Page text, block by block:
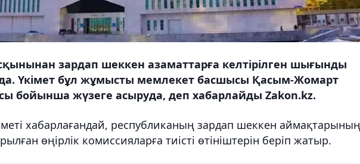
зардап шеккен азаматтарға келтірілген шығынды
Үкімет бұл жұмысты мемлекет басшысы Қасым-Жомарт
бойынша жүзеге асыруда, деп хабарлайды Zakon.kz.
хабарлағандай, республиканың зардап шеккен аймақтарының
өңірлік комиссияларға тиісті өтініштерін беріп жатыр.